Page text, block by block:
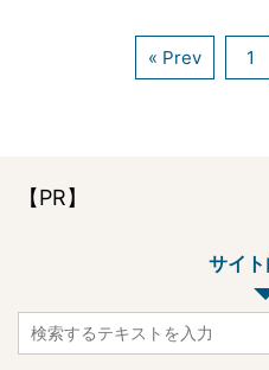
や事件を未然に防ぐこと
にあります。 防犯カメラ
いう意識を持つようにな
ケジュールが気になると
思います。 そのために
が分かればスケジュール
が組めると思います。 特
場合、引っ越しのタイミ
育園、幼稚園、小学校な
どで「転園・転校」とい
« Prev 1
【PR】
サイ